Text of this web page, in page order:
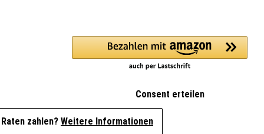
Consent erteilen
zahlen? Weitere Informationen